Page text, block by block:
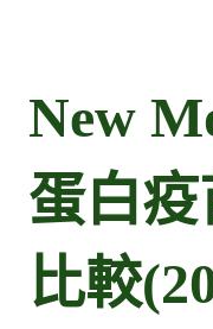
New
蛋白
比較